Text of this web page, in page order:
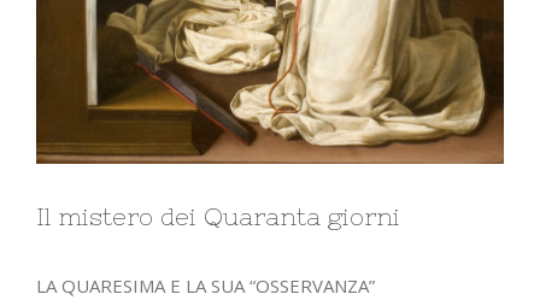
Il mistero dei Quaranta giorni
LA QUARESIMA E LA SUA “OSSERVANZA”